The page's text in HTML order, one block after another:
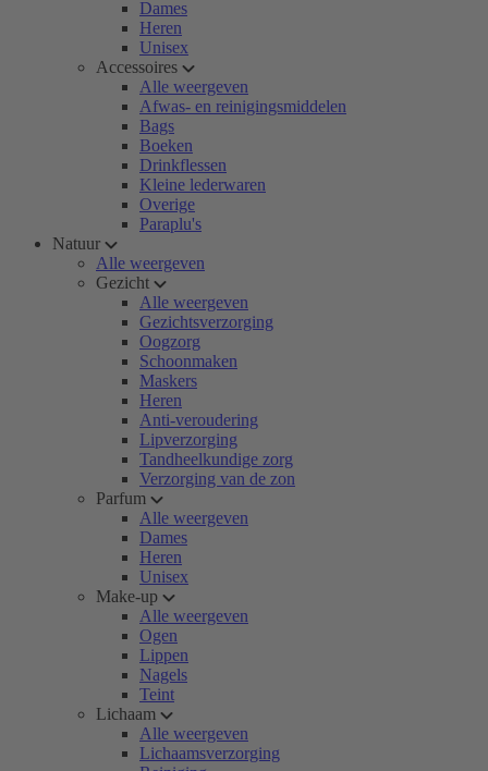
Dames
Heren
Unisex
Accessoires
Alle weergeven
Afwas- en reinigingsmiddelen
Bags
Boeken
Drinkflessen
Kleine lederwaren
Overige
Paraplu's
Natuur
Alle weergeven
Gezicht
Alle weergeven
Gezichtsverzorging
Oogzorg
Schoonmaken
Maskers
Heren
Anti-veroudering
Lipverzorging
Tandheelkundige zorg
Verzorging van de zon
Parfum
Alle weergeven
Dames
Heren
Unisex
Make-up
Alle weergeven
Ogen
Lippen
Nagels
Teint
Lichaam
Alle weergeven
Lichaamsverzorging